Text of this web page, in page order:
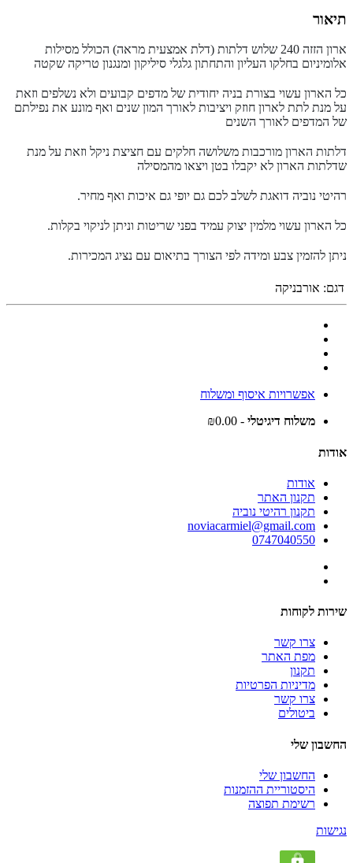
תיאור
ארון הזזה 240 שלוש דלתות (דלת אמצעית מראה) הכולל מסילות
אלומיניום בחלקו העליון והתחתון גלגלי סיליקון ומנגנון טריקה שקטה
כל הארון עשוי בצורת בניה יחודית של מדפים קבועים ולא נשלפים וזאת
על מנת לתת לארון חוזק ויציבות לאורך המון שנים ואף מונע את נפילתם
של המדפים לאורך השנים
דלתות הארון מורכבות משלושה חלקים עם חציצת ניקל וזאת על מנת
שדלתות הארון לא יקבלו בטן ויצאו מהמסילה
רהיטי נוביה דואגת לשלב לכם גם יופי גם איכות ואף מחיר.
כל הארון עשוי מלמין יצוק עמיד בפני שריטות וניתן לניקוי בקלות.
ניתן להזמין צבע ומידה לפי הצורך בתיאום עם נציג המכירות.
דגם: אורבניקה
אפשרויות איסוף ומשלוח
משלוח דיגיטלי - ₪0.00
אודות
אודות
תקנון האתר
תקנון רהיטי נוביה
noviacarmiel@gmail.com
0747040550
שירות לקוחות
צרו קשר
מפת האתר
תקנון
מדיניות הפרטיות
צרו קשר
ביטולים
החשבון שלי
החשבון שלי
היסטוריית ההזמנות
רשימת תפוצה
נגישות